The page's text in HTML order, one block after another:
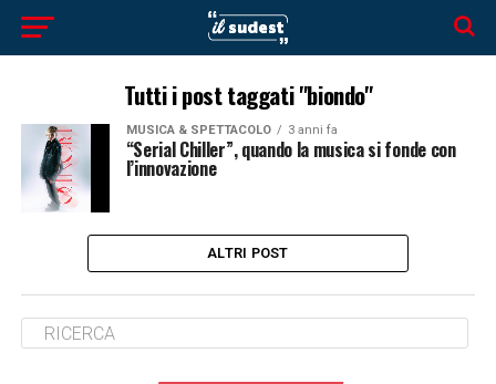
Tutti i post taggati "biondo"
MUSICA & SPETTACOLO 3 anni fa
“Serial Chiller”, quando la musica si fonde con
l’innovazione
ALTRI POST